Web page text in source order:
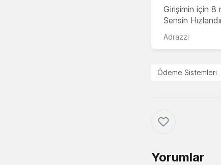
Girişimin için 8
Sensin
Adrazzi
Ödeme Sistemleri
Yorumlar